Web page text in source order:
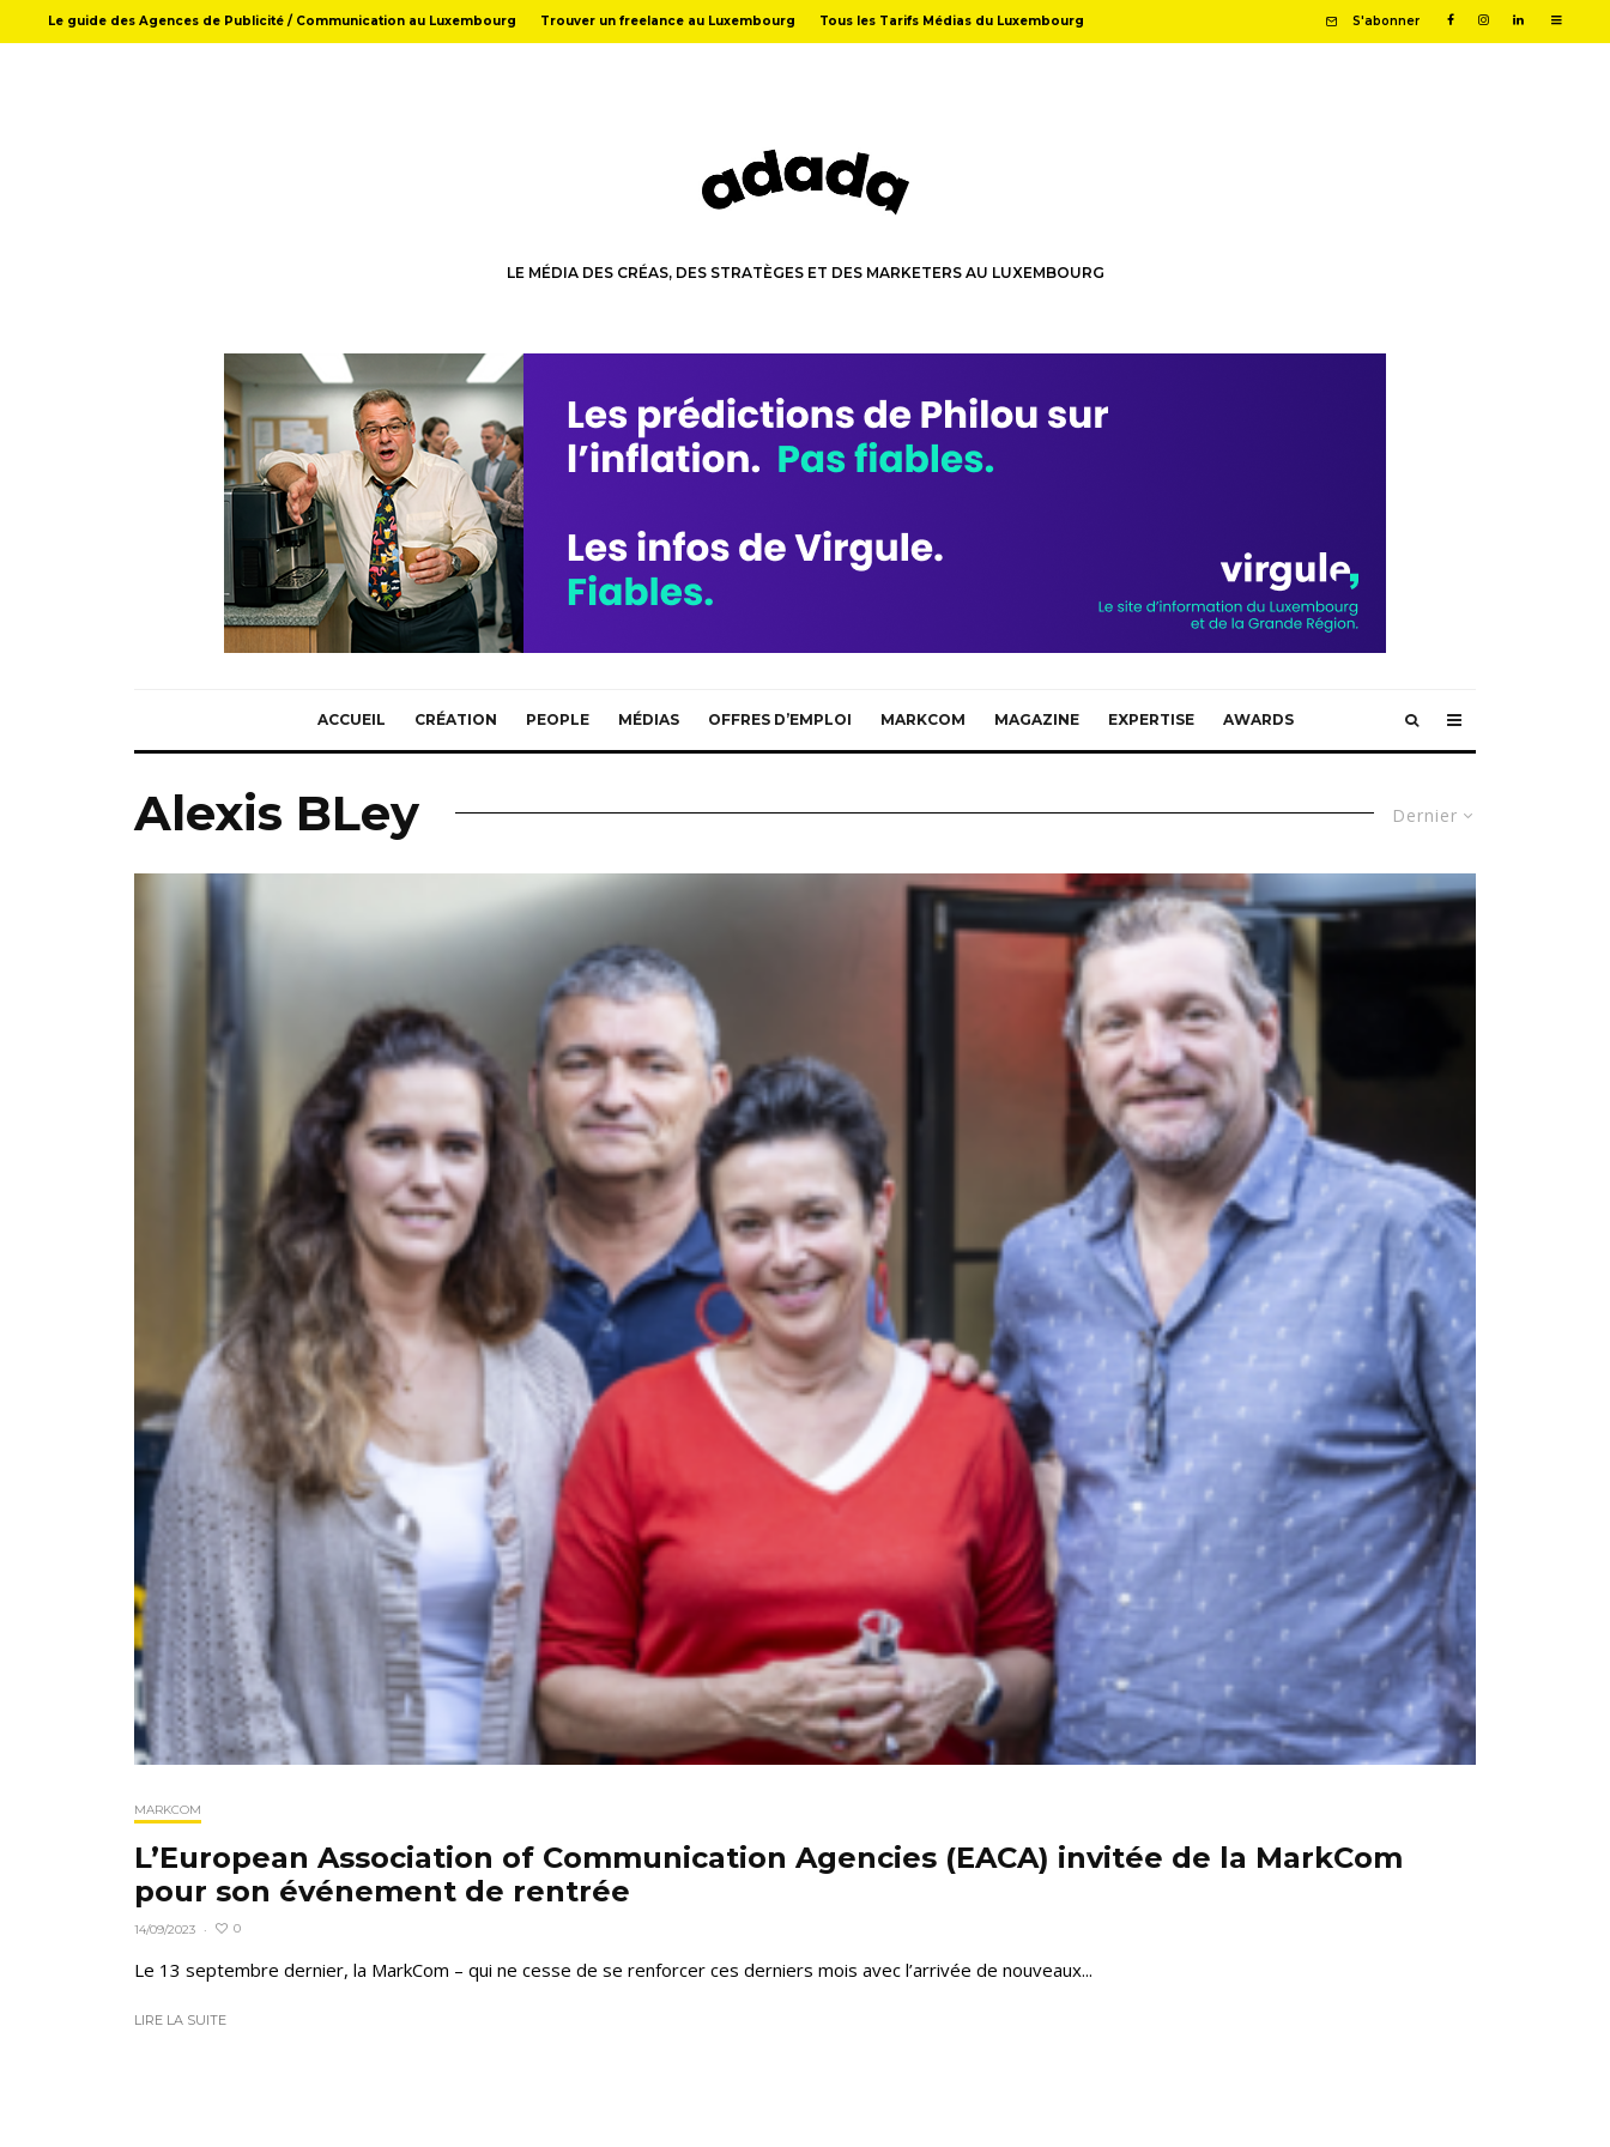
Le guide des Agences de Publicité / Communication au Luxembourg Trouver un freelance au Luxembourg Tous les Tarifs Médias du Luxembourg S'abonner
LE MÉDIA DES CRÉAS, DES STRATÈGES ET DES MARKETERS AU LUXEMBOURG
ACCUEIL CRÉATION PEOPLE MÉDIAS OFFRES D’EMPLOI MARKCOM MAGAZINE EXPERTISE AWARDS
Dernier
Alexis BLey
MARKCOM
L’European Association of Communication Agencies (EACA) invitée de la MarkCom
pour son événement de rentrée
14/09/2023 · 0
Le 13 septembre dernier, la MarkCom – qui ne cesse de se renforcer ces derniers mois avec l’arrivée de nouveaux...
LIRE LA SUITE